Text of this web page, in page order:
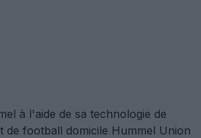
à l'aide de sa technologie de
de football domicile Hummel Union